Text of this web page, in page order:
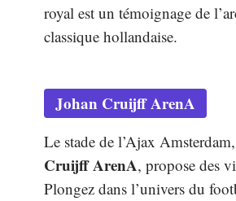
royal est un témoignage de
classique hollandaise.
Johan Cruijff ArenA
Le stade de l’Ajax
Cruijff ArenA, propose des
Plongez dans l’univers du